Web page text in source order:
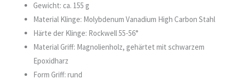
Gewicht: ca. 155 g
Material Klinge: Molybdenum Vanadium High Carbon Stahl
Härte der Klinge: Rockwell 55-56°
Material Griff: Magnolienholz, gehärtet mit schwarzem
Epoxidharz
Form Griff: rund